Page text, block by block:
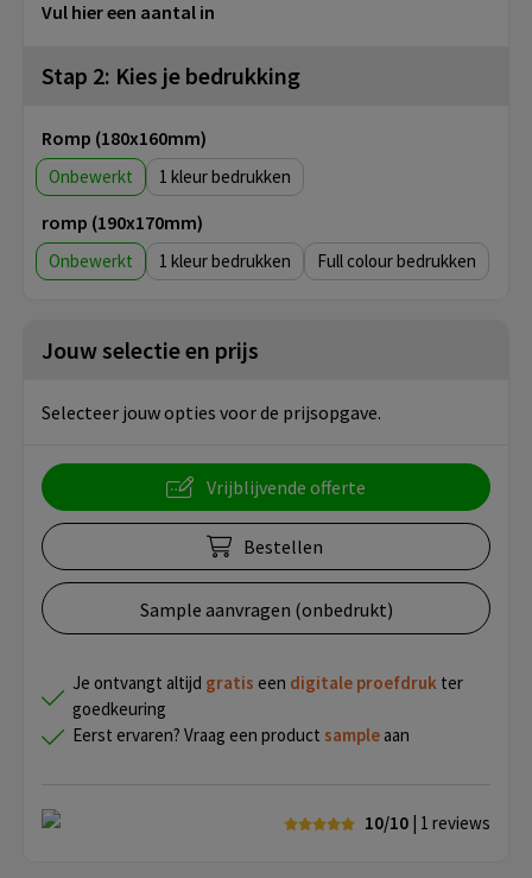
Vul hier een aantal in
Stap 2: Kies je bedrukking
Romp (180x160mm)
Onbewerkt 1
romp (190x170mm)
Onbewerkt 1 Full colour
Jouw selectie en prijs
Selecteer jouw opties voor de prijsopgave.
Vrijblijvende offerte
Bestellen
Sample aanvragen (onbedrukt)
Je ontvangt altijd gratis een digitale proefdruk ter
goedkeuring
Eerst ervaren? Vraag een product sample aan
10/10 | 1 reviews